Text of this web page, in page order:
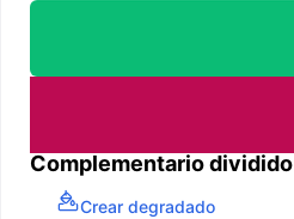
Complementario dividido
Crear degradado